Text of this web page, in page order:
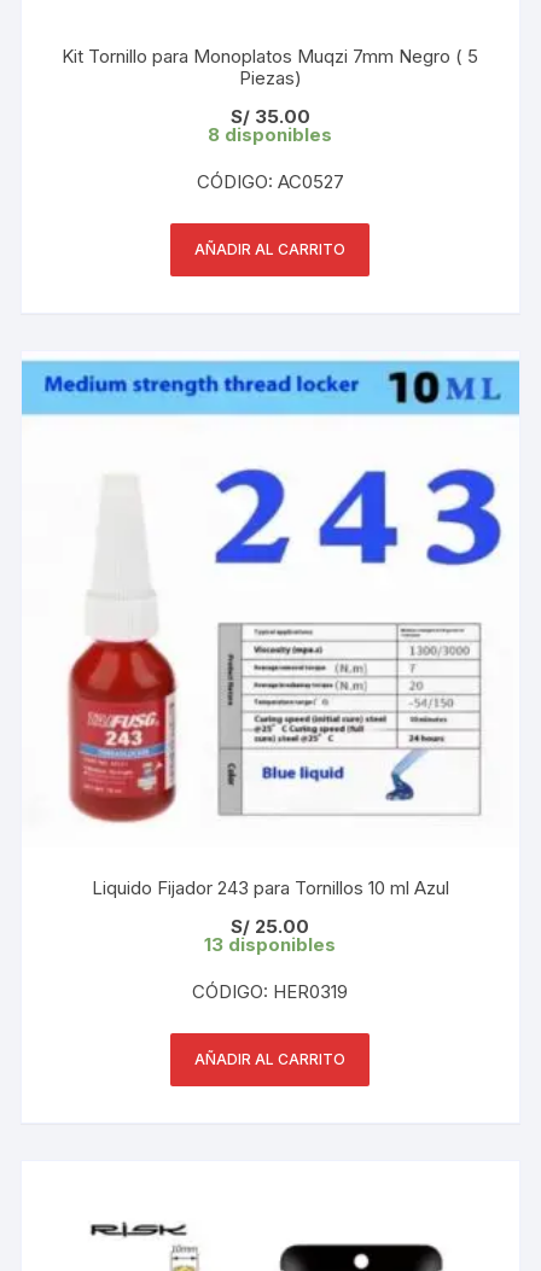
Kit Tornillo para Monoplatos Muqzi 7mm Negro ( 5
Piezas)
S/35.00
8 disponibles
CÓDIGO: AC0527
AÑADIR AL CARRITO
Liquido Fijador 243 para Tornillos 10 ml Azul
S/ 25.00
13 disponibles
CÓDIGO: HER0319
AÑADIR AL CARRITO